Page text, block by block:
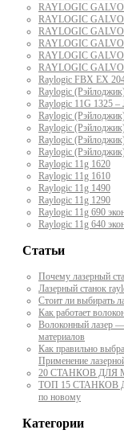
RAYLOGIC GALVO
RAYLOGIC
RAYLOGIC
RAYLOGIC GALVO
RAYLOGIC
RAYLOGIC
Raylogic FBX EX
Raylogic
Raylogic 11G 1325 –
Raylogic
Raylogic
Raylogic
Raylogic
Raylogic 11g 1620
Raylogic 11g 1610
Raylogic 11g 1490
Raylogic 11g 1290
Raylogic 11g 690
Raylogic 11g 640
Статьи
Почему лазерный
Лазерный станок
Стоит ли выбирать
Как работает
Волоконный лазер —
материалов
Как правильно
Применение
20 СТАНКОВ ДЛЯ
ТОП 15 СТАНКОВ
по новому
Категории